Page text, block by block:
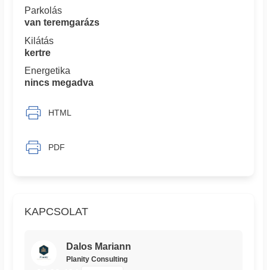
KAPCSOLAT
Dalos Mariann
Planity Consulting
Parkolás
van teremgarázs
Kilátás
kertre
Energetika
nincs megadva
HTML
PDF